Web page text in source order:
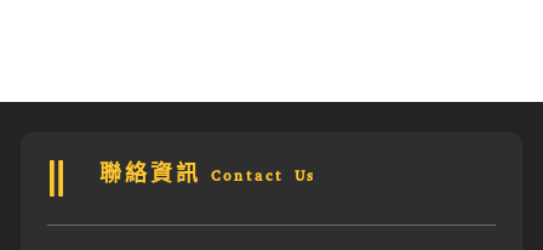
聯絡資訊 Contact Us